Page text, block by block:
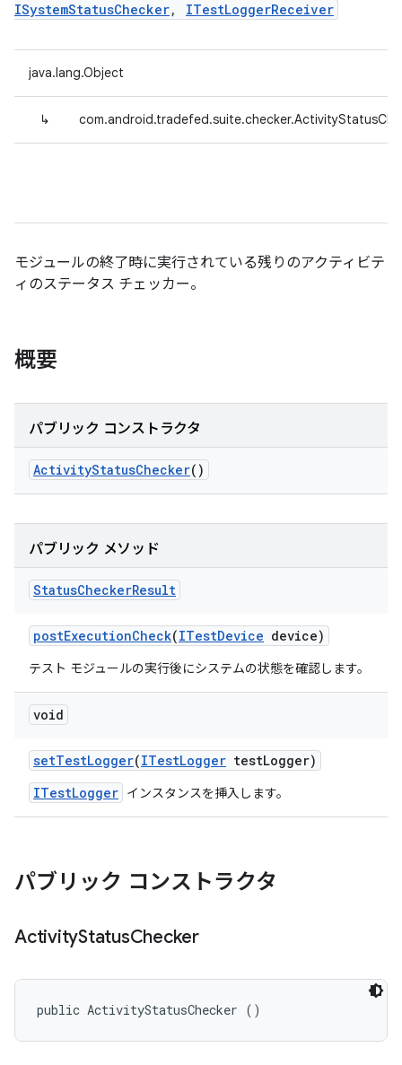
ISystemStatusChecker, ITestLoggerReceiver
java.lang.Object
↳
モジュールの終了時に実行されている残りのアクティビテ
ィのステータス チェッカー。
概要
パブリック コンストラクタ
ActivityStatusChecker()
パブリック メソッド
StatusCheckerResult
postExecutionCheck(ITestDevice device)
テスト モジュールの実行後にシステムの状態を確認します。
void
setTestLogger(ITestLogger testLogger)
ITestLogger インスタンスを挿入します。
パブリック コンストラクタ
ActivityStatusChecker
public ActivityStatusChecker ()